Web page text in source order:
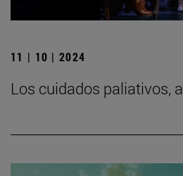
11 | 10 | 2024
Los cuidados paliativos,